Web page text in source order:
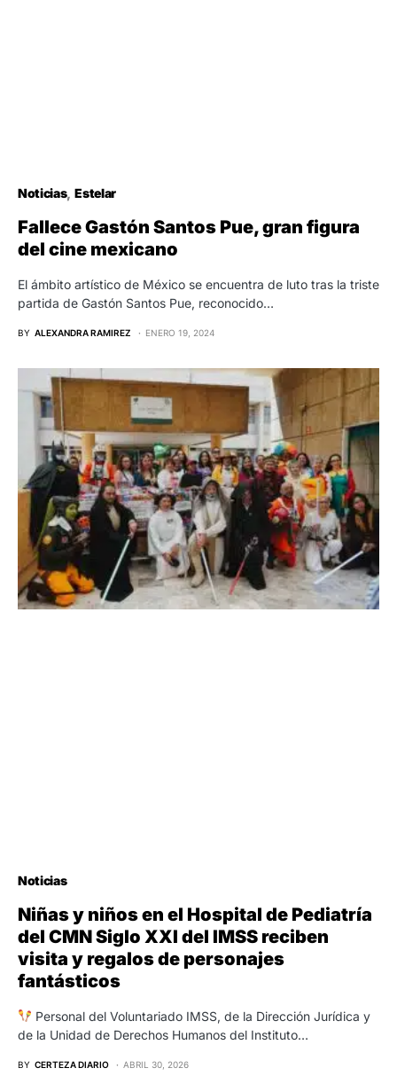
Noticias Estelar
Fallece Gastón Santos Pue, gran figura
del cine mexicano
El ámbito artístico de México se encuentra de luto tras la triste
partida de Gastón Santos Pue, reconocido…
BY ALEXANDRA RAMIREZ ENERO 19, 2024
Noticias
Niñas y niños en el Hospital de Pediatría
del CMN Siglo XXI del IMSS reciben
visita y regalos de personajes
fantásticos
Personal del Voluntariado IMSS, de la Dirección Jurídica y
de la Unidad de Derechos Humanos del Instituto…
BY CERTEZA DIARIO ABRIL 30, 2026